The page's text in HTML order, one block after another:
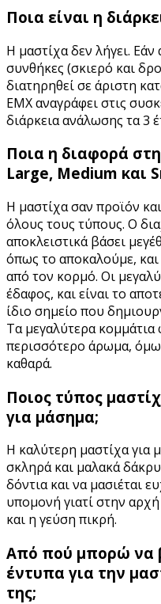
Ποια είναι η
Η μαστίχα δεν λήγει.
συνθήκες (σκιερό και
διατηρηθεί σε άριστη
ΕΜΧ αναγράφει στις
διάρκεια ανάλωσης τα 3
Ποια η διαφορά
Large, Medium και
Η μαστίχα σαν προϊόν
όλους τους τύπους. Ο
αποκλειστικά βάσει
όπως το αποκαλούμε,
από τον κορμό. Οι
έδαφος, και είναι το
ίδιο σημείο που
Τα μεγαλύτερα
περισσότερο άρωμα,
καθαρά.
Ποιος τύπος
για μάσημα;
Η καλύτερη μαστίχα για
σκληρά και μαλακά
δόντια και να μασιέται
υπομονή γιατί στην
και η γεύση πικρή.
Από πού μπορώ να
έντυπα για την
της;